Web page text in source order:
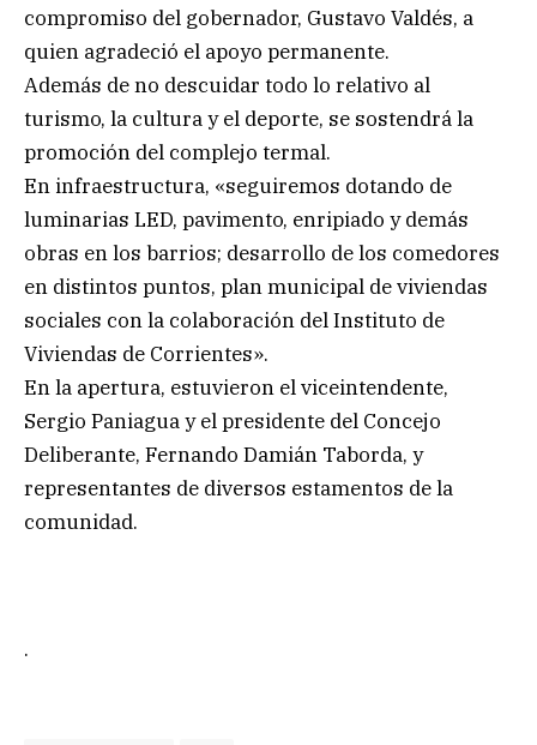
compromiso del gobernador, Gustavo Valdés, a
quien agradeció el apoyo permanente.
Además de no descuidar todo lo relativo al
turismo, la cultura y el deporte, se sostendrá la
promoción del complejo termal.
En infraestructura, «seguiremos dotando de
luminarias LED, pavimento, enripiado y demás
obras en los barrios; desarrollo de los comedores
en distintos puntos, plan municipal de viviendas
sociales con la colaboración del Instituto de
Viviendas de Corrientes».
En la apertura, estuvieron el viceintendente,
Sergio Paniagua y el presidente del Concejo
Deliberante, Fernando Damián Taborda, y
representantes de diversos estamentos de la
comunidad.
.